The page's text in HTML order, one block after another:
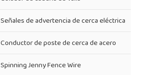
Señales de advertencia de cerca eléctrica
Conductor de poste de cerca de acero
Spinning Jenny Fence Wire